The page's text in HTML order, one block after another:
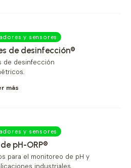
y sensores
de desinfección®
de desinfección
más
y sensores
pH-ORP®
para el monitoreo de pH y
industriales.